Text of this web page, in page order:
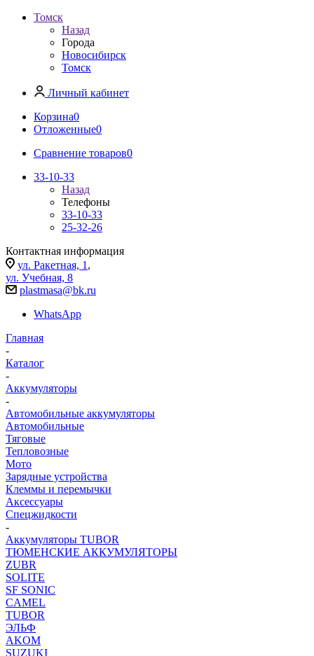
Томск
Назад
Города
Новосибирск
Томск
Личный кабинет
Корзина0
Отложенные0
Сравнение товаров0
33-10-33
Назад
Телефоны
33-10-33
25-32-26
Контактная информация
ул. Ракетная, 1 ,
ул. Учебная, 8
plastmasa@bk.ru
WhatsApp
Главная
-
Каталог
-
Аккумуляторы
-
Автомобильные аккумуляторы
Автомобильные
Тяговые
Тепловозные
Мото
Зарядные устройства
Клеммы и перемычки
Аксессуары
Спецжидкости
-
Аккумуляторы TUBOR
ТЮМЕНСКИЕ АККУМУЛЯТОРЫ
ZUBR
SOLITE
SF SONIC
CAMEL
TUBOR
ЭЛЬФ
AKOM
SUZUKI